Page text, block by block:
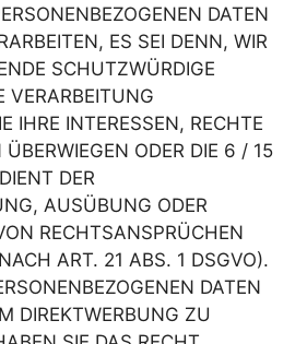
DATEN
ES SEI DENN, WIR
SCHUTZWÜRDIGE
VERARBEITUNG
IHRE INTERESSEN, RECHTE
ÜBERWIEGEN ODER DIE 6 / 15
DER
AUSÜBUNG ODER
RECHTSANSPRÜCHEN
ART. 21 ABS. 1 DSGVO).
DATEN
DIREKTWERBUNG ZU